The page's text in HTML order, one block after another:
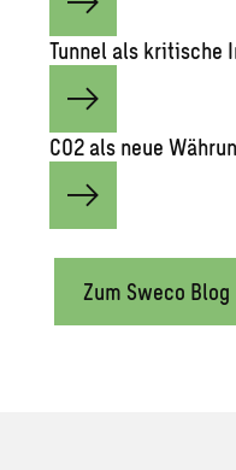
Tun­nel als kri­ti­sche
CO2 als neue
Zum Sweco Blog